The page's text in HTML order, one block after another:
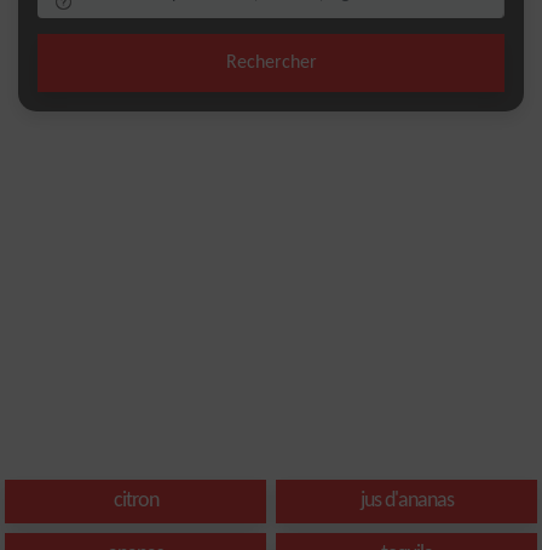
Rechercher
citron jus d'ananas